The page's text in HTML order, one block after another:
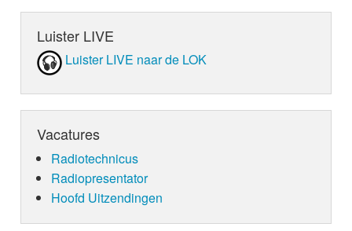
Luister LIVE
Luister LIVE naar de LOK
Vacatures
Radiotechnicus
Radiopresentator
Hoofd Uitzendingen